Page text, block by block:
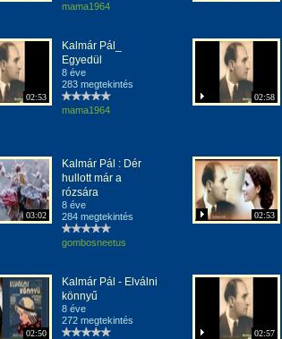
mama1964
02:53
Kalmár Pál_
Egyedül
8 éve
283 megtekintés
mama1964
02:58
03:02
Kalmár Pál : Dér
hullott már a
rózsára
8 éve
284 megtekintés
gombosneetus
02:53
02:50
Kalmár Pál - Elválni
könnyű
8 éve
272 megtekintés
02:57